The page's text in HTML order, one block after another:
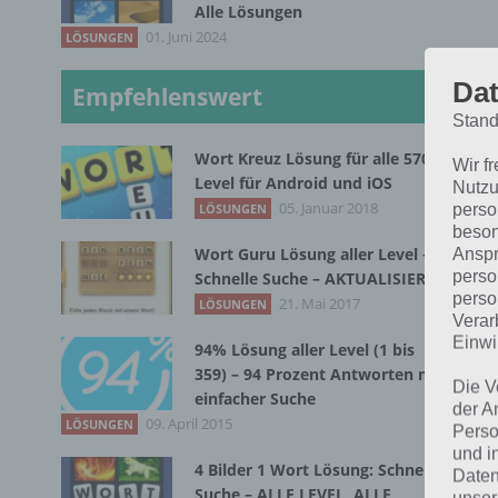
Alle Lösungen
LÖSUNGEN 01. Juni 2024
Empfehlenswert
Wort Kreuz Lösung für alle 570
Level für Android und iOS
LÖSUNGEN 05. Januar 2018
Wort Guru Lösung aller Level –
Schnelle Suche – AKTUALISIERT
LÖSUNGEN 21. Mai 2017
94% Lösung aller Level (1 bis
359) – 94 Prozent Antworten mit
einfacher Suche
LÖSUNGEN 09. April 2015
4 Bilder 1 Wort Lösung: Schnelle
Wir
Die
der
und